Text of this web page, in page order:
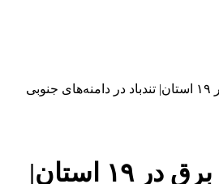
رگبار و رعد و برق در ۱۹ استان| تندباد در دامنه‌های جنوبی
رگبار و رعد و برق در ۱۹ استان|